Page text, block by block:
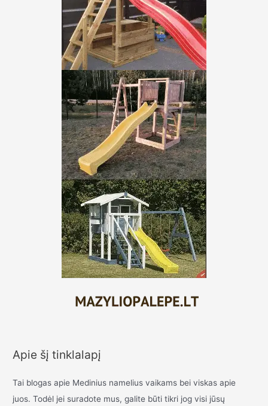
Apie šį tinklalapį
Tai blogas apie Medinius namelius vaikams bei viskas apie
juos. Todėl jei suradote mus, galite būti tikri jog visi jūsų